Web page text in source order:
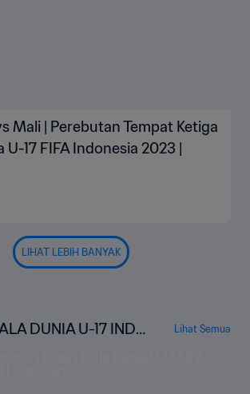
Mali | Perebutan Tempat Ketiga
U-17 FIFA Indonesia 2023 |
LIHAT LEBIH BANYAK
DUNIA U-17 INDO
Lihat Semua